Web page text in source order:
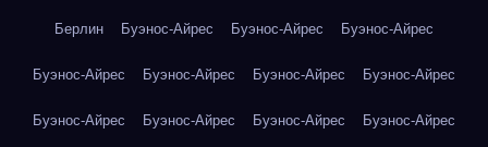
Берлин Буэнос-Айрес Буэнос-Айрес Буэнос-Айрес
Буэнос-Айрес Буэнос-Айрес Буэнос-Айрес Буэнос-Айрес
Буэнос-Айрес Буэнос-Айрес Буэнос-Айрес Буэнос-Айрес